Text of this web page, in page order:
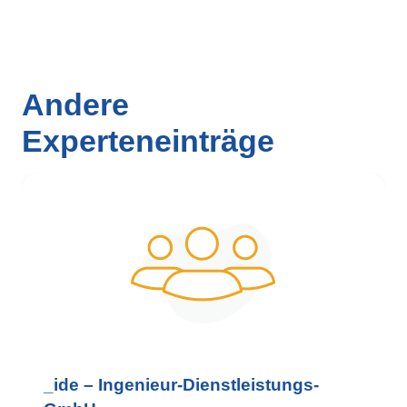
Andere
Experteneinträge
_ide – Ingenieur-Dienstleistungs-